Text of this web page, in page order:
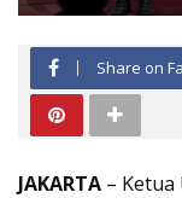
Share on
JAKARTA –